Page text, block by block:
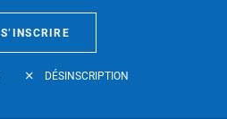
S’INSCRIRE
DÉSINSCRIPTION